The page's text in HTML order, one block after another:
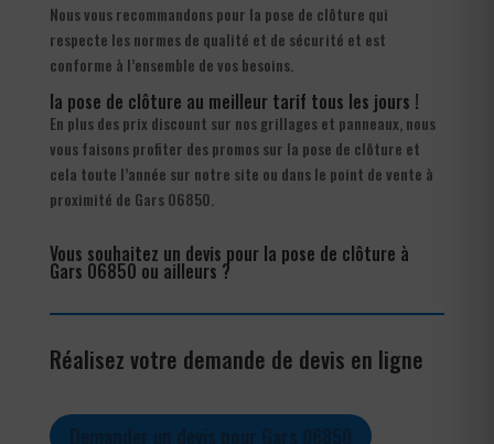
Nous vous recommandons pour la pose de clôture qui
respecte les normes de qualité et de sécurité et est
conforme à l’ensemble de vos besoins.
la pose de clôture au meilleur tarif tous les jours !
En plus des prix discount sur nos grillages et panneaux, nous
vous faisons profiter des promos sur la pose de clôture et
cela toute l’année sur notre site ou dans le point de vente à
proximité de Gars 06850.
Vous souhaitez un devis pour la pose de clôture à
Gars 06850 ou ailleurs ?
Réalisez votre demande de devis en ligne